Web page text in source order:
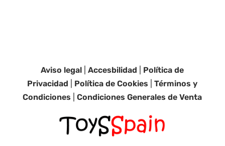
Aviso legal |Accesbilidad
Política de
Privacidad
Política de Cookies |Términos y
Condiciones |Condiciones Generales de Venta